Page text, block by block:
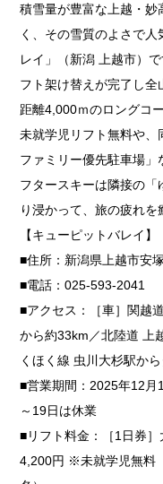
積雪量が豊富な上越・妙
く、その雪質のよさで
レイ」（新潟 上越市）
フト架け替えが完了し
距離4,000ｍのロングコ
未就学児リフト無料や、
ファミリー優先駐車場
フタースキーは隣接の「
り浸かって、旅の疲れを
【キューピットバレイ】
■住所：新潟県上越市安
■電話：025-593-2041
■アクセス：［車］関越
から約33km／北陸道
くほく線 虫川大杉駅か
■営業期間：2025年12
～19日は休業
■リフト料金：［1日券
4,200円 ※未就学児無料